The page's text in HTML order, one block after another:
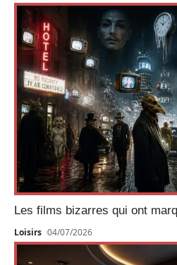
Les films bizarres qui ont
Loisirs 04/07/2026